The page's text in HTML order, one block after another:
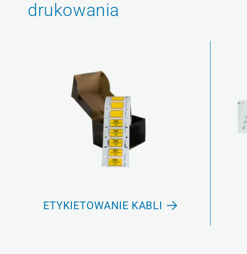
drukowania
ETYKIETOWANIE KABLI